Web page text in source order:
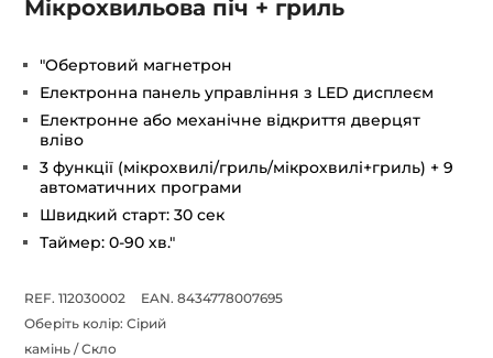
Мікрохвильова піч + гриль
"Обертовий магнетрон
Електронна панель управління з LED дисплеєм
Електронне або механічне відкриття дверцят
вліво
3 функції (мікрохвилі/гриль/мікрохвилі+гриль) + 9
автоматичних програми
Швидкий старт: 30 сек
Таймер: 0-90 хв."
REF. 112030002
EAN. 8434778007695
Оберіть колір:Сірий
камінь / Скло